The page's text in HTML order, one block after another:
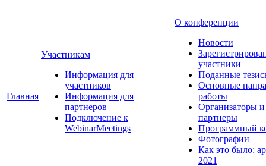
Главная
Участникам
Информация для
участников
Информация для
партнеров
Подключение к
WebinarMeetings
О конференции
Новости
участники
Поданные
Основные
работы
Организаторы и
партнеры
Программный
Фотографии
Как это было:
2021